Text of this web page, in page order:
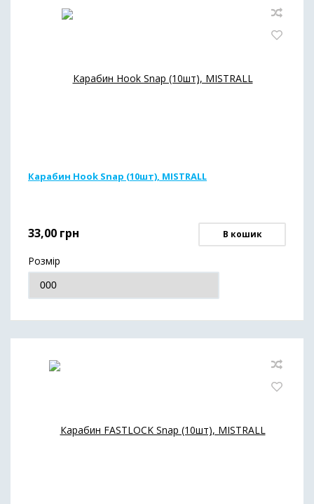
Карабин Hook Snap (10шт), MISTRALL
33,00 грн В кошик
Розмір